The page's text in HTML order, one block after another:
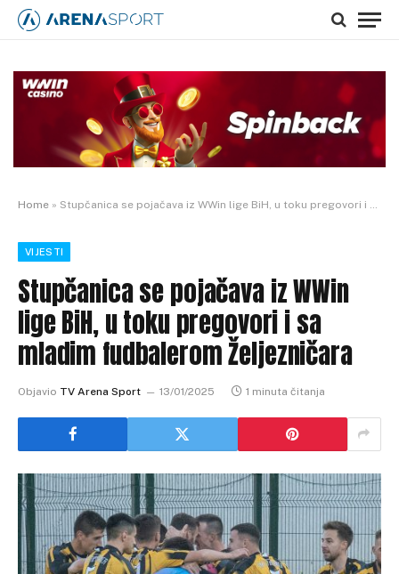
Home » Stupčanica se pojačava iz WWin lige BiH, u toku pregovori i sa mladim fudbalerom Željezničara
VIJESTI
Stupčanica se pojačava iz WWin
lige BiH, u toku pregovori i sa
mladim fudbalerom Željezničara
Objavio TV Arena Sport 13/01/2025 1 minuta čitanja